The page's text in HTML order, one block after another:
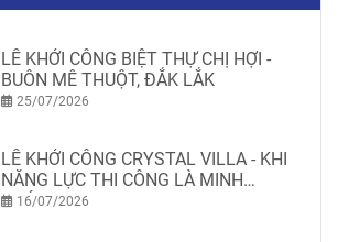
LỄ KHỞI CÔNG BIỆT THỰ CHỊ HỢI -
BUÔN MÊ THUỘT, ĐẮK LẮK
25/07/2026
LỄ KHỞI CÔNG CRYSTAL VILLA - KHI
NĂNG LỰC THI CÔNG LÀ MINH
CHỨNG
16/07/2026